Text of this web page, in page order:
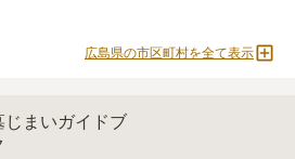
広島県の市区町村を全て表示